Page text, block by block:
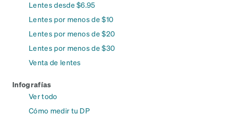
Lentes desde $6.95
Lentes por menos de $10
Lentes por menos de $20
Lentes por menos de $30
Venta de lentes
Infografías
Ver todo
Cómo medir tu DP